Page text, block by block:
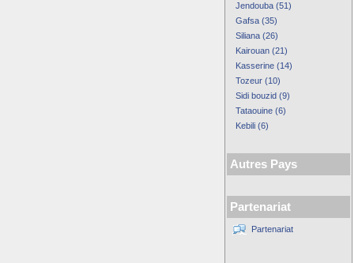
Jendouba (51)
Gafsa (35)
Siliana (26)
Kairouan (21)
Kasserine (14)
Tozeur (10)
Sidi bouzid (9)
Tataouine (6)
Kebili (6)
Autres Pays
Partenariat
Partenariat